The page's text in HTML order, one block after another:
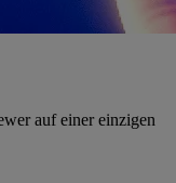
auf einer einzigen